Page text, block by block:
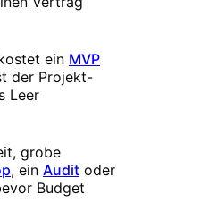
ein MVP
der Projekt-
Leer
grobe
, ein Audit oder
Budget